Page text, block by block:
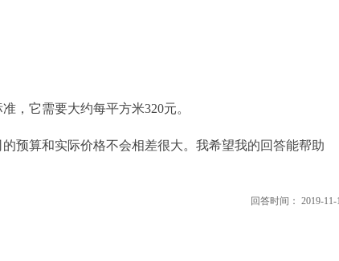
，它需要大约每平方米320元。
预算和实际价格不会相差很大。我希望我的回答能帮助
回答时间： 2019-11-